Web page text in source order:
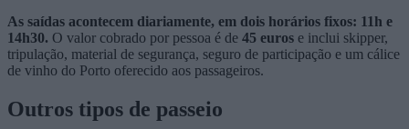
As saídas acontecem diariamente, em dois horários fixos: 11h e
14h30. O valor cobrado por pessoa é de 45 euros e inclui skipper,
tripulação, material de segurança, seguro de participação e um cálice
de vinho do Porto oferecido aos passageiros.
Outros tipos de passeio